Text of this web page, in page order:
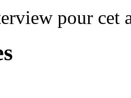
pour cet